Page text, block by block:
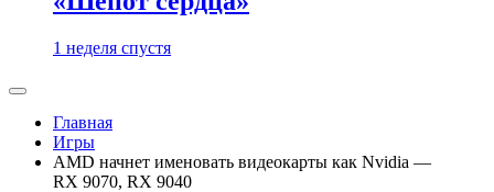
1 неделя спустя
Главная
Игры
AMD начнет именовать видеокарты как Nvidia —
RX 9070, RX 9040